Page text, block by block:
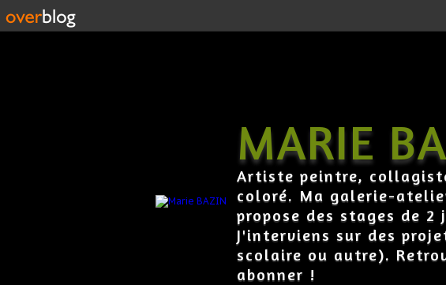
MARIE
Artiste peintre,
coloré. Ma galerie-
propose des stages de
J'interviens sur des
scolaire ou autre).
abonner !